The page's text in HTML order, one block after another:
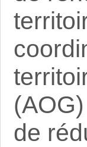
de